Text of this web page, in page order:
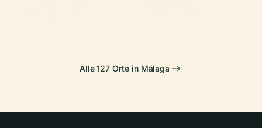
Alle 127 Orte in Málaga